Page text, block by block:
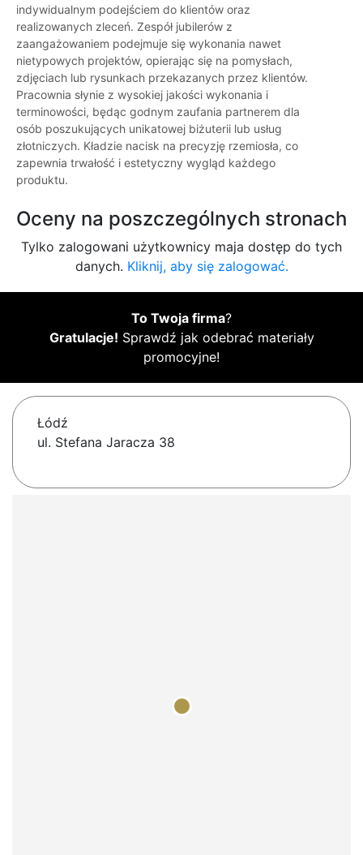
indywidualnym podejściem do klientów oraz
realizowanych zleceń. Zespół jubilerów z
zaangażowaniem podejmuje się wykonania nawet
nietypowych projektów, opierając się na pomysłach,
zdjęciach lub rysunkach przekazanych przez klientów.
Pracownia słynie z wysokiej jakości wykonania i
terminowości, będąc godnym zaufania partnerem dla
osób poszukujących unikatowej biżuterii lub usług
złotniczych. Kładzie nacisk na precyzję rzemiosła, co
zapewnia trwałość i estetyczny wygląd każdego
produktu.
Oceny na poszczególnych stronach
Tylko zalogowani użytkownicy maja dostęp do tych
danych. Kliknij, aby się zalogować.
To Twoja firma?
Gratulacje! Sprawdź jak odebrać materiały
promocyjne!
Łódź
ul. Stefana Jaracza 38